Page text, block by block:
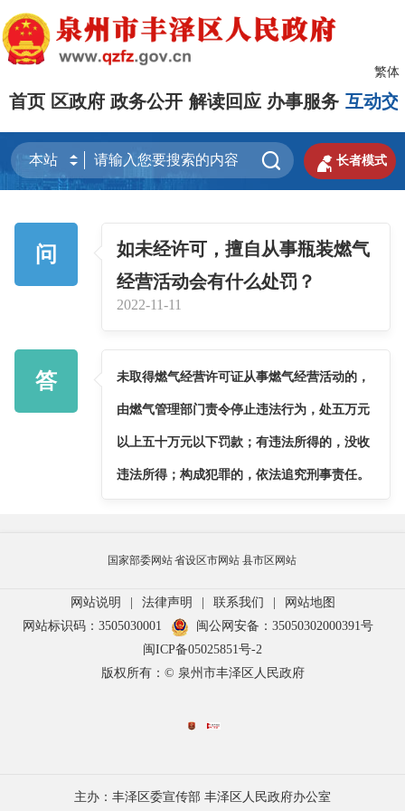
繁体
首页 区政府 政务公开 解读回应 办事服务 互动交
  长者模式
问
如未经许可，擅自从事瓶装燃气
经营活动会有什么处罚？
2022-11-11
答 未取得燃气经营许可证从事燃气经营活动的，
由燃气管理部门责令停止违法行为，处五万元
以上五十万元以下罚款；有违法所得的，没收
违法所得；构成犯罪的，依法追究刑事责任。
国家部委网站省设区市网站 县市区网站
网站说明 | 法律声明 | 联系我们 |
网站地图
网站标识码：3505030001
闽公网安备：35050302000391号
闽ICP备05025851号-2
版权所有：© 泉州市丰泽区人民政府
主办：丰泽区委宣传部 丰泽区人民政府办公室